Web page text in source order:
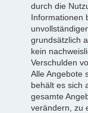
durch die
Informationen
grundsätzlich
kein
Verschulden
Alle Angebote
behält es sich
gesamte
verändern, zu